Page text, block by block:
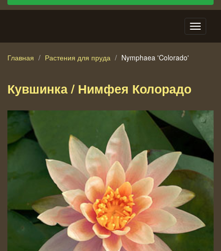
Главная Растения для пруда Nymphaea 'Colorado'
Кувшинка / Нимфея Колорадо